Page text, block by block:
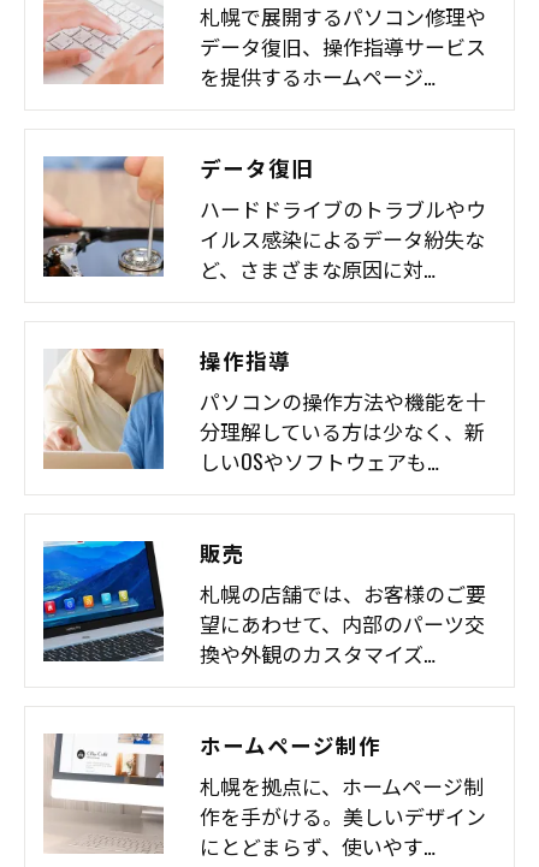
札幌で展開するパソコン修理や
データ復旧、操作指導サービス
を提供するホームページ…
データ復旧
ハードドライブのトラブルやウ
イルス感染によるデータ紛失な
ど、さまざまな原因に対…
操作指導
パソコンの操作方法や機能を十
分理解している方は少なく、新
しいOSやソフトウェアも…
販売
札幌の店舗では、お客様のご要
望にあわせて、内部のパーツ交
換や外観のカスタマイズ…
ホームページ制作
札幌を拠点に、ホームページ制
作を手がける。美しいデザイン
にとどまらず、使いやす…